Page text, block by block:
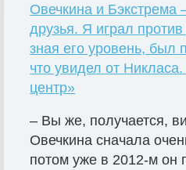
Овечкина и Бэкстрема
друзья. Я играл
зная его уровень, был
что увидел от
центр»
– Вы же, получается,
Овечкина сначала
потом уже в 2012-м он